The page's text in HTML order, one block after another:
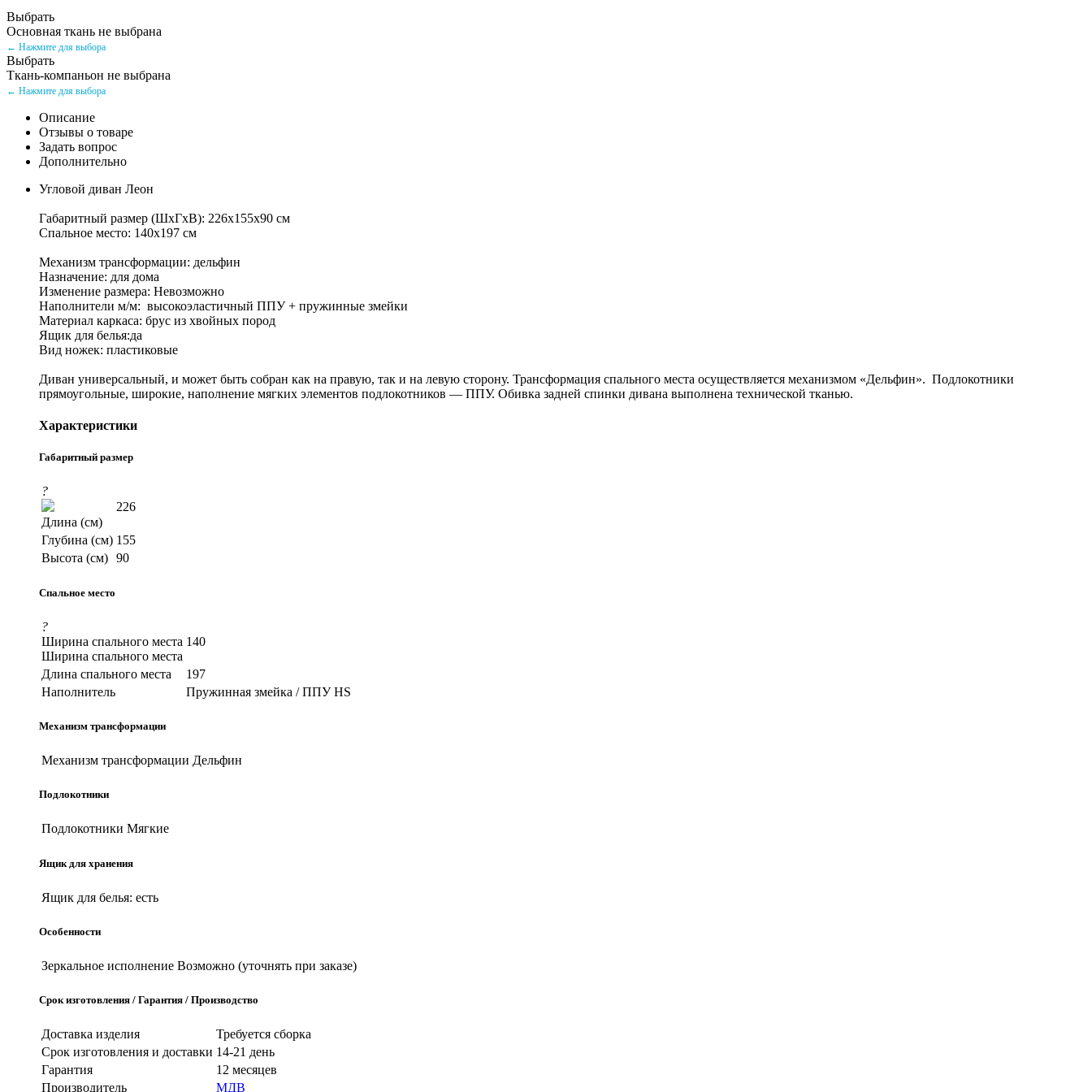
Выбрать
Основная ткань не выбрана
← Нажмите для выбора
Выбрать
Ткань-компаньон не выбрана
← Нажмите для выбора
Описание
Отзывы о товаре
Задать вопрос
Дополнительно
Угловой диван Леон
Габаритный размер (ШхГхВ): 226х155х90 см
Спальное место: 140х197 см
Механизм трансформации: дельфин
Назначение: для дома
Изменение размера: Невозможно
Наполнители м/м: высокоэластичный ППУ + пружинные змейки
Материал каркаса: брус из хвойных пород
Ящик для белья:да
Вид ножек: пластиковые
Диван универсальный, и может быть собран как на правую, так и на левую сторону. Трансформация спального места осуществляется механизмом «Дельфин». Подлокотники
прямоугольные, широкие, наполнение мягких элементов подлокотников — ППУ. Обивка задней спинки дивана выполнена технической тканью.
Характеристики
Габаритный размер
?
Длина (см)
226
Глубина (см) 155
Высота (см) 90
Спальное место
?
Ширина спального места
Ширина спального места
140
Длина спального места
197
Наполнитель
Пружинная змейка / ППУ HS
Механизм трансформации
Механизм трансформации Дельфин
Подлокотники
Подлокотники Мягкие
Ящик для хранения
Ящик для белья: есть
Особенности
Зеркальное исполнение Возможно (уточнять при заказе)
Срок изготовления / Гарантия / Производство
Доставка изделия
Требуется сборка
Срок изготовления и доставки 14-21 день
Гарантия
12 месяцев
Производитель
МДВ